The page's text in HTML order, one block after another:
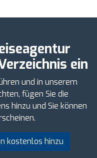
ein
und in unserem
fügen Sie die
hinzu und Sie können
kostenlos hinzu